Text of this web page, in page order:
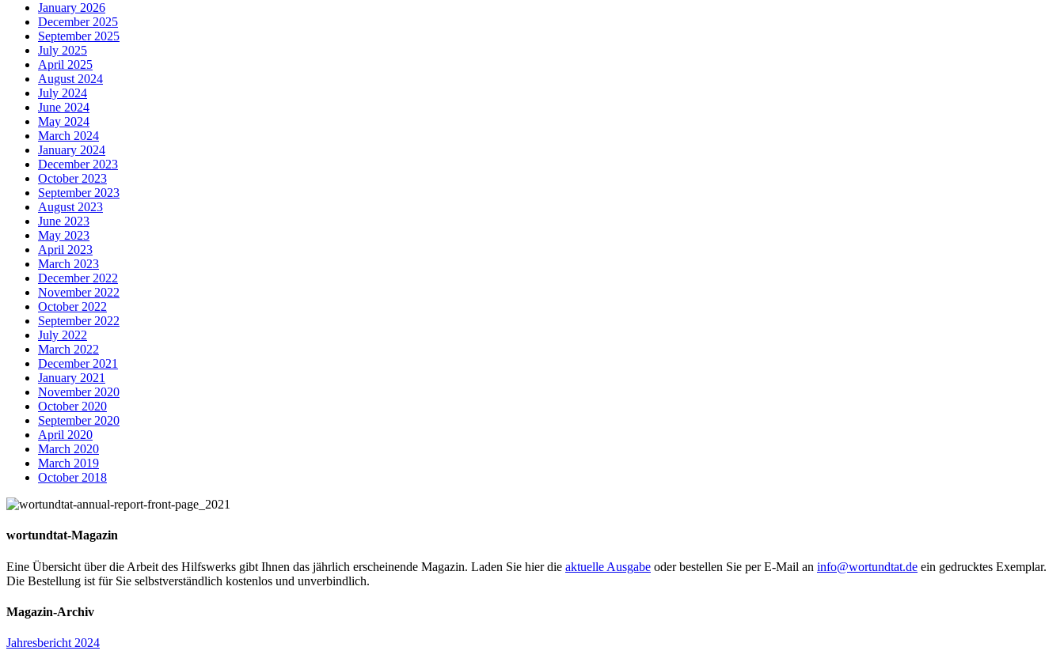
January 2026
December 2025
September 2025
July 2025
April 2025
August 2024
July 2024
June 2024
May 2024
March 2024
January 2024
December 2023
October 2023
September 2023
August 2023
June 2023
May 2023
April 2023
March 2023
December 2022
November 2022
October 2022
September 2022
July 2022
March 2022
December 2021
January 2021
November 2020
October 2020
September 2020
April 2020
March 2020
March 2019
October 2018
wortundtat-Magazin
Eine Übersicht über die Arbeit des Hilfswerks gibt Ihnen das jährlich erscheinende Magazin. Laden Sie hier die aktuelle Ausgabe oder bestellen Sie per E-Mail an info@wortundtat.de ein gedrucktes Exemplar.
Die Bestellung ist für Sie selbstverständlich kostenlos und unverbindlich.
Magazin-Archiv
Jahresbericht 2024